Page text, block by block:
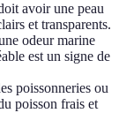
avoir une peau
et transparents.
odeur marine
est un signe de
poissonneries ou
poisson frais et